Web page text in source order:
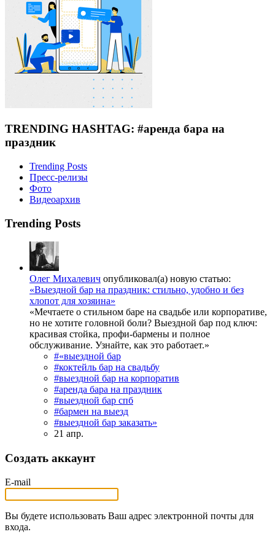
TRENDING HASHTAG: #аренда бара на
праздник
Trending Posts
Пресс-релизы
Фото
Видеоархив
Trending Posts
Олег Михалевич опубликовал(а) новую статью:
«Выездной бар на праздник: стильно, удобно и без
хлопот для хозяина»
«Мечтаете о стильном баре на свадьбе или корпоративе,
но не хотите головной боли? Выездной бар под ключ:
красивая стойка, профи-бармены и полное
обслуживание. Узнайте, как это работает.»
#«выездной бар
#коктейль бар на свадьбу
#выездной бар на корпоратив
#аренда бара на праздник
#выездной бар спб
#бармен на выезд
#выездной бар заказать»
21 апр.
Создать аккаунт
E-mail
Вы будете использовать Ваш адрес электронной почты для
входа.